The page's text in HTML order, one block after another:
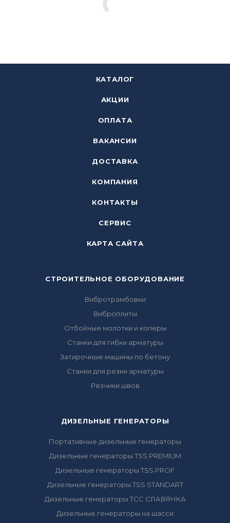
КАТАЛОГ
АКЦИИ
ОПЛАТА
ВАКАНСИИ
ДОСТАВКА
КОМПАНИЯ
КОНТАКТЫ
СЕРВИС
КАРТА САЙТА
СТРОИТЕЛЬНОЕ ОБОРУДОВАНИЕ
Вибротрамбовки
Виброплиты
Отбойные молотки и коперы
Станки для гибки арматуры
Затирочные машины по бетону
Станки для резки арматуры
Резчики швов
ДИЗЕЛЬНЫЕ ГЕНЕРАТОРЫ
Портативные дизельные генераторы
Дизельные генераторы TSS PREMIUM
Дизельные генераторы TSS PROF
Дизельные генераторы TSS STANDART
Дизельные генераторы ТСС СЛАВЯНКА
Дизельные генераторы на шасси